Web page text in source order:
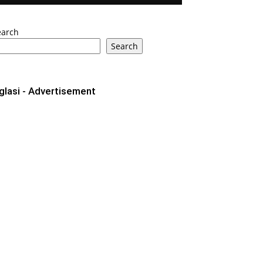
Search
- Advertisement